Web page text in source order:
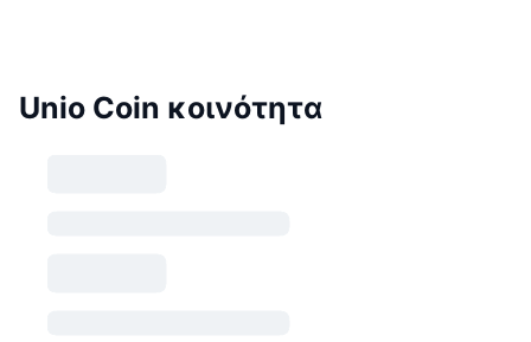
Unio Coin κοινότητα